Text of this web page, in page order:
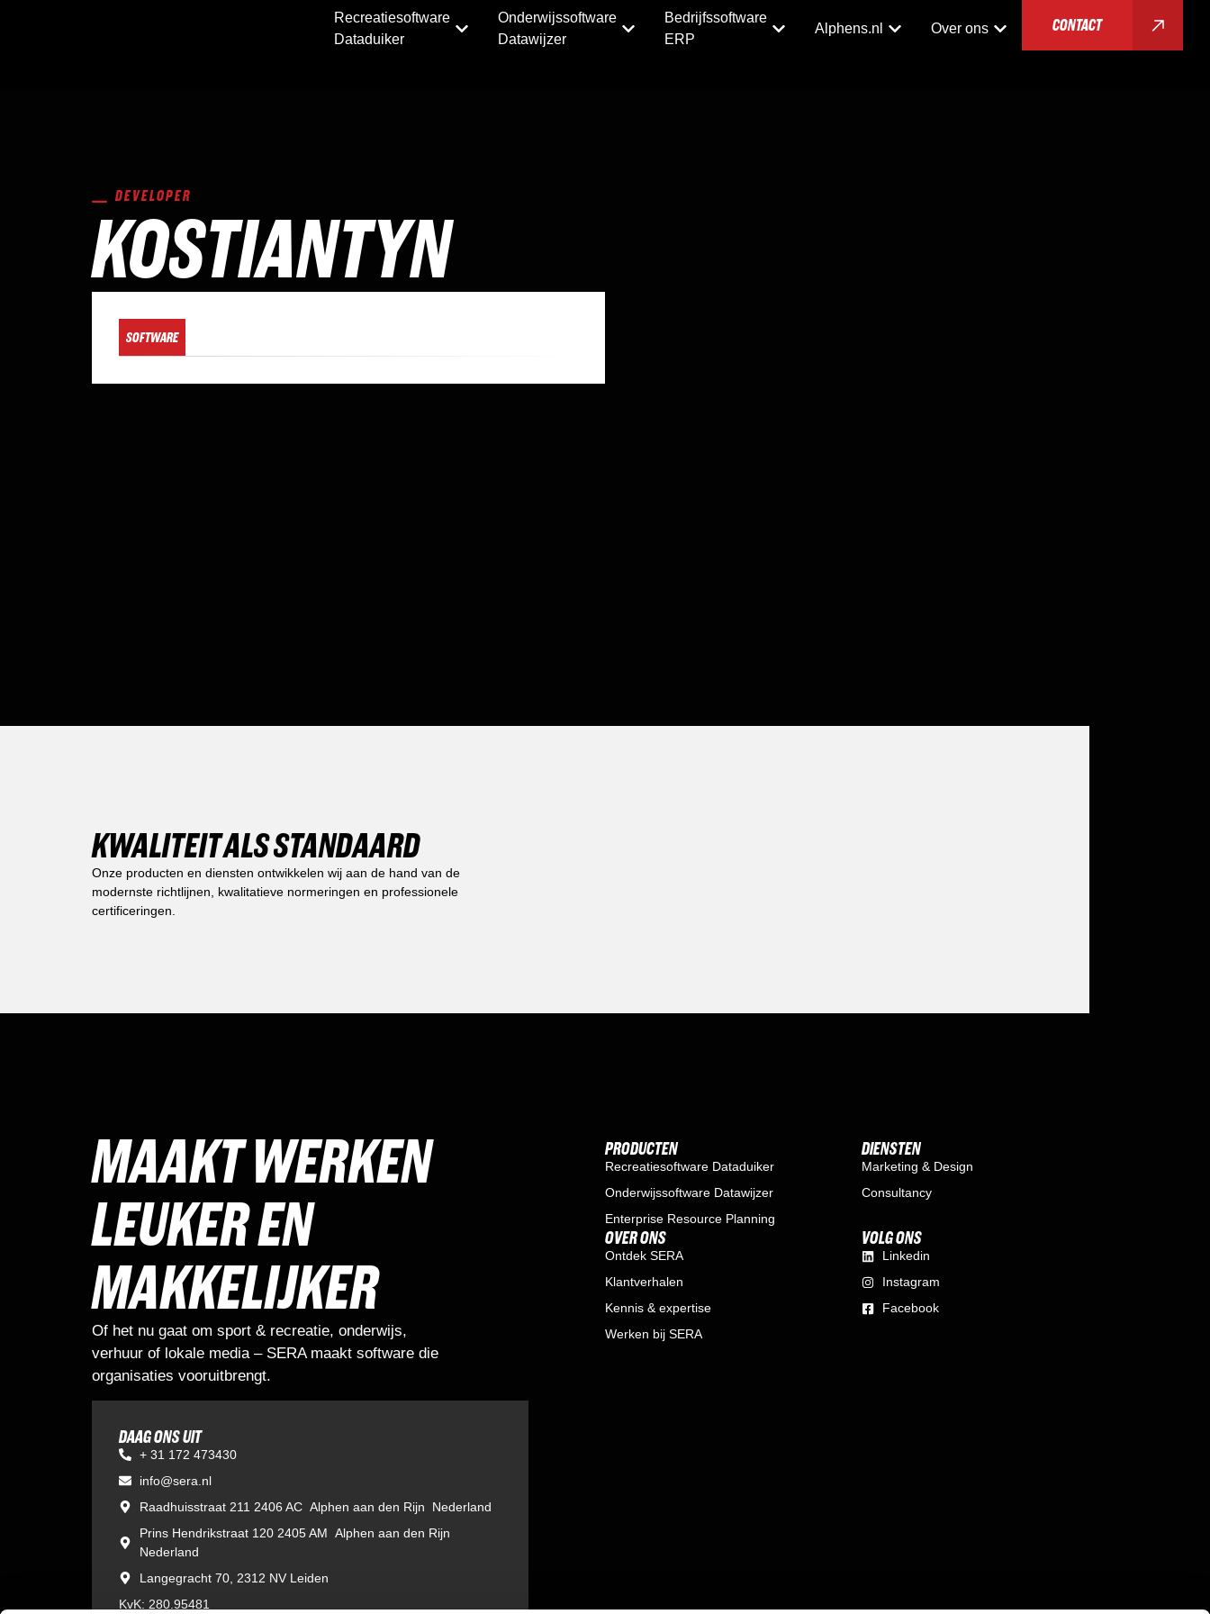
Recreatiesoftware
Dataduiker
Onderwijssoftware
Datawijzer
Bedrijfssoftware
ERP
Alphens.nl Over ons CONTACT
DEVELOPER
KOSTIANTYN
SOFTWARE
KWALITEIT ALS STANDAARD
Onze producten en diensten ontwikkelen wij aan de hand van de
modernste richtlijnen, kwalitatieve normeringen en professionele
certificeringen.
MAAKT WERKEN
LEUKER EN
MAKKELIJKER
Of het nu gaat om sport & recreatie, onderwijs,
verhuur of lokale media – SERA maakt software die
organisaties vooruitbrengt.
DAAG ONS UIT
+ 31 172 473430
info@sera.nl
Raadhuisstraat 211 2406 AC Alphen aan den Rijn Nederland
Prins Hendrikstraat 120 2405 AM Alphen aan den Rijn
Nederland
Langegracht 70, 2312 NV Leiden
KvK: 280.95481
PRODUCTEN
Recreatiesoftware Dataduiker
Onderwijssoftware Datawijzer
Enterprise Resource Planning
DIENSTEN
Marketing & Design
Consultancy
OVER ONS
Ontdek SERA
Klantverhalen
Kennis & expertise
Werken bij SERA
VOLG ONS
Linkedin
Instagram
Facebook